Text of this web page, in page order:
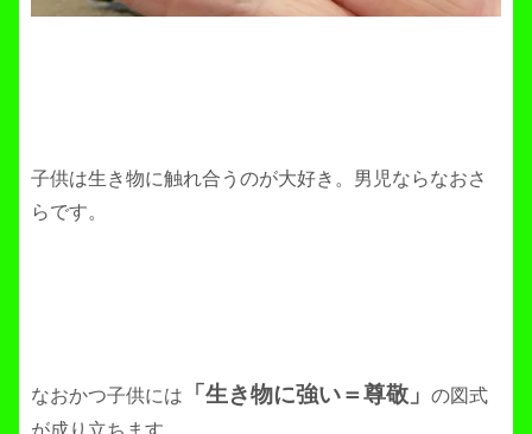
子供は生き物に触れ合うのが大好き。男児ならなおさ
らです。
なおかつ子供には 「生き物に強い＝尊敬」 の図式